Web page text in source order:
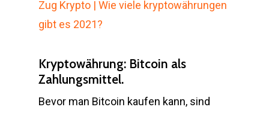
Zug Krypto | Wie viele kryptowährungen
gibt es 2021?
Kryptowährung: Bitcoin als
Zahlungsmittel.
Bevor man Bitcoin kaufen kann, sind